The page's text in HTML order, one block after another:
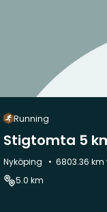
Running
Stigtomta 5
Gemeinde:
Nyköping
6803.36 km
5.0 km